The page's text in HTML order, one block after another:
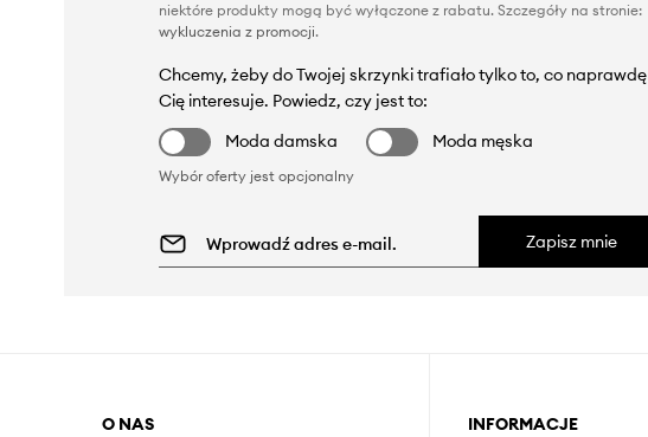
niektóre produkty mogą być wyłączone z rabatu. Szczegóły na stronie:
wykluczenia z promocji.
Chcemy, żeby do Twojej skrzynki trafiało tylko to, co naprawdę
Cię interesuje. Powiedz, czy jest to:
Moda damska
Moda męska
Wybór oferty jest opcjonalny
Zapisz mnie
O NAS INFORMACJE